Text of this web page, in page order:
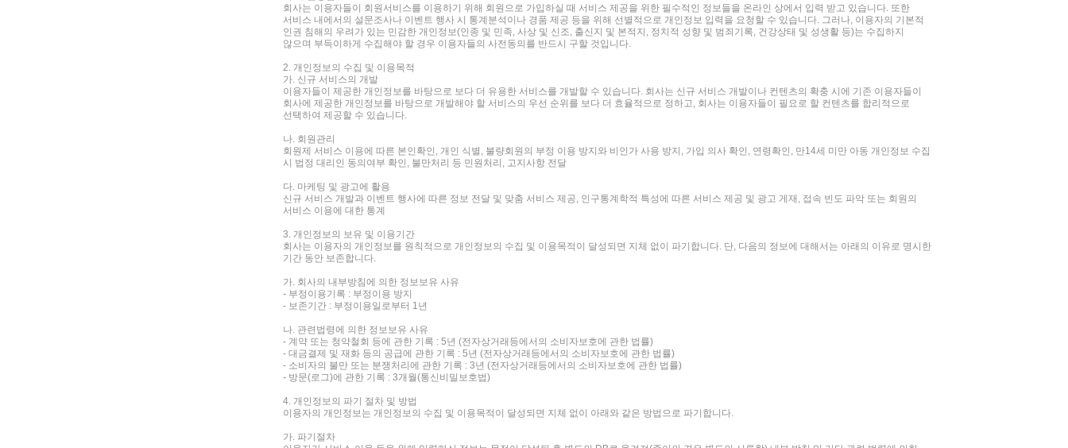
회사는 이용자들이 회원서비스를 이용하기 위해 회원으로 가입하실 때 서비스 제공을 위한 필수적인 정보들을 온라인 상에서 입력 받고 있습니다. 또한
서비스 내에서의 설문조사나 이벤트 행사 시 통계분석이나 경품 제공 등을 위해 선별적으로 개인정보 입력을 요청할 수 있습니다. 그러나, 이용자의 기본적
인권 침해의 우려가 있는 민감한 개인정보(인종 및 민족, 사상 및 신조, 출신지 및 본적지, 정치적 성향 및 범죄기록, 건강상태 및 성생활 등)는 수집하지
않으며 부득이하게 수집해야 할 경우 이용자들의 사전동의를 반드시 구할 것입니다.
2. 개인정보의 수집 및 이용목적
가. 신규 서비스의 개발
이용자들이 제공한 개인정보를 바탕으로 보다 더 유용한 서비스를 개발할 수 있습니다. 회사는 신규 서비스 개발이나 컨텐츠의 확충 시에 기존 이용자들이
회사에 제공한 개인정보를 바탕으로 개발해야 할 서비스의 우선 순위를 보다 더 효율적으로 정하고, 회사는 이용자들이 필요로 할 컨텐츠를 합리적으로
선택하여 제공할 수 있습니다.
나. 회원관리
회원제 서비스 이용에 따른 본인확인, 개인 식별, 불량회원의 부정 이용 방지와 비인가 사용 방지, 가입 의사 확인, 연령확인, 만14세 미만 아동 개인정보 수집
시 법정 대리인 동의여부 확인, 불만처리 등 민원처리, 고지사항 전달
다. 마케팅 및 광고에 활용
신규 서비스 개발과 이벤트 행사에 따른 정보 전달 및 맞춤 서비스 제공, 인구통계학적 특성에 따른 서비스 제공 및 광고 게재, 접속 빈도 파악 또는 회원의
서비스 이용에 대한 통계
3. 개인정보의 보유 및 이용기간
회사는 이용자의 개인정보를 원칙적으로 개인정보의 수집 및 이용목적이 달성되면 지체 없이 파기합니다. 단, 다음의 정보에 대해서는 아래의 이유로 명시한
기간 동안 보존합니다.
가. 회사의 내부방침에 의한 정보보유 사유
- 부정이용기록 : 부정이용 방지
- 보존기간 : 부정이용일로부터 1년
나. 관련법령에 의한 정보보유 사유
- 계약 또는 청약철회 등에 관한 기록 : 5년 (전자상거래등에서의 소비자보호에 관한 법률)
- 대금결제 및 재화 등의 공급에 관한 기록 : 5년 (전자상거래등에서의 소비자보호에 관한 법률)
- 소비자의 불만 또는 분쟁처리에 관한 기록 : 3년 (전자상거래등에서의 소비자보호에 관한 법률)
- 방문(로그)에 관한 기록 : 3개월(통신비밀보호법)
4. 개인정보의 파기 절차 및 방법
이용자의 개인정보는 개인정보의 수집 및 이용목적이 달성되면 지체 없이 아래와 같은 방법으로 파기합니다.
가. 파기절차